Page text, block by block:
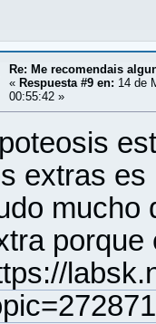
Re: Me recomendais
« Respuesta #9 en: 14 de
00:55:42 »
extras es
mucho
porque